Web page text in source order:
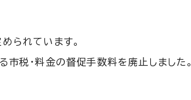
られています。
税・料金の督促手数料を廃止しました。